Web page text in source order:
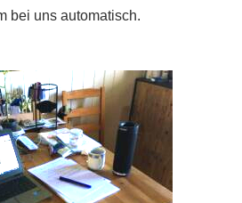
bei uns automatisch.